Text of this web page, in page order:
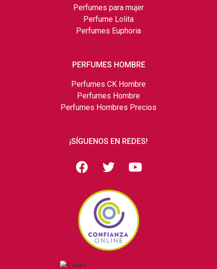
Perfumes para mujer
Perfume Lolita
Perfumes Euphoria
PERFUMES HOMBRE
Perfumes CK Hombre
Perfumes Hombre
Perfumes Hombres Precios
¡SÍGUENOS EN REDES!